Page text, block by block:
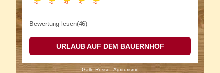
Bewertung lesen(46)
URLAUB AUF DEM BAUERNHOF
Gallo Rosso - Agriturismo